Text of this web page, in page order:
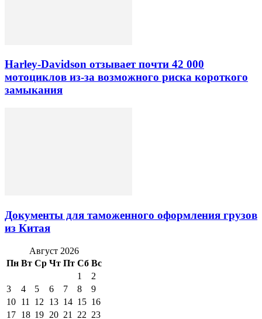
Harley-Davidson отзывает почти 42 000
мотоциклов из-за возможного риска короткого
замыкания
Документы для таможенного оформления грузов
из Китая
Август 2026
Пн Вт Ср Чт Пт Сб Вс
1
2
3
4 5 6 7 8
9
10 11 12 13 14 15 16
17 18 19 20 21 22 23